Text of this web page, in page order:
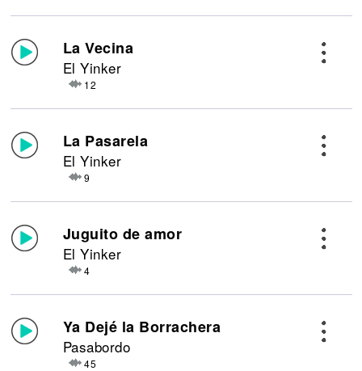
La Vecina
El Yinker
12
La Pasarela
El Yinker
9
Juguito de amor
El Yinker
4
Ya Dejé la Borrachera
Pasabordo
45